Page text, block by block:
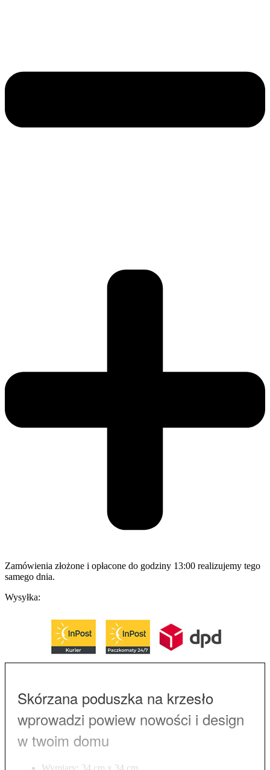
Zamówienia złożone i opłacone do godziny 13:00 realizujemy tego
samego dnia.
Wysyłka:
Skórzana poduszka na krzesło
wprowadzi powiew nowości i design
w twoim domu